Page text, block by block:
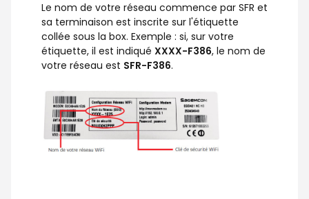
Le nom de votre réseau commence par SFR et
sa terminaison est inscrite sur l'étiquette
collée sous la box. Exemple : si, sur votre
étiquette, il est indiqué XXXX-F386, le nom de
votre réseau est SFR-F386.